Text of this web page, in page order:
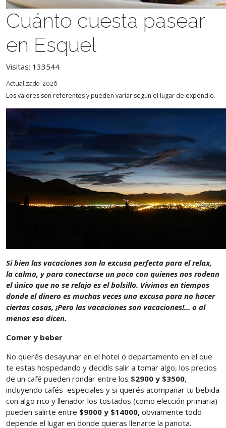
Cuánto cuesta pasear
en Esquel
Visitas: 133544
Actualizado 2026
Los valores son referentes y pueden variar según el lugar de expendio.
Si bien las vacaciones son la excusa perfecta para el relax,
la calma, y para conectarse un poco con quienes nos rodean
el único que no se relaja es el bolsillo. Vivimos en tiempos
donde el dinero es muchas veces una excusa para no hacer
ciertas cosas, ¡Pero las vacaciones son vacaciones!... o al
menos eso dicen.
Comer y beber
No querés desayunar en el hotel o departamento en el que
te estas hospedando y decidís salir a tomar algo, los precios
de un café pueden rondar entre los $2900 y $3500,
incluyendo cafés especiales y si querés acompañar tu bebida
con algo rico y llenador los tostados (como elección primaria)
pueden salirte entre $9000 y $14000, obviamente todo
depende el lugar en donde quieras llenarte la pancita.